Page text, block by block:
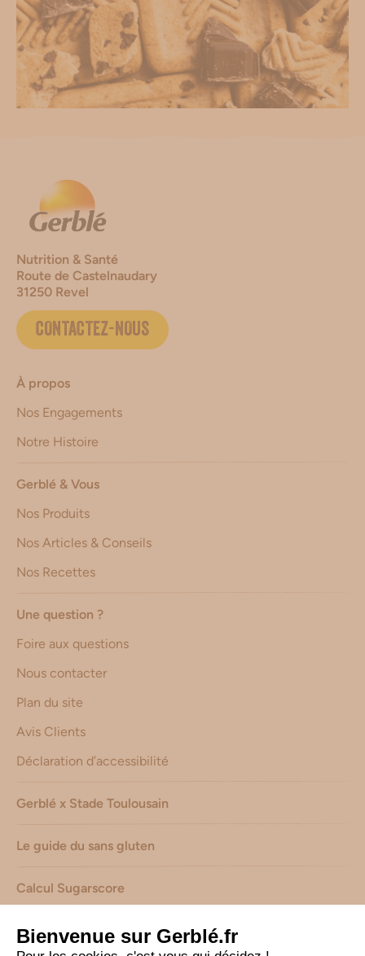
Nutrition & Santé
Route de Castelnaudary
31250 Revel
CONTACTEZ-NOUS
À propos
Nos Engagements
Notre Histoire
Gerblé & Vous
Nos Produits
Nos Articles & Conseils
Nos Recettes
Une question ?
Foire aux questions
Nous contacter
Plan du site
Avis Clients
Déclaration d’accessibilité
Gerblé x Stade Toulousain
Le guide du sans gluten
Calcul Sugarscore
Suivez-nous sur les réseaux !